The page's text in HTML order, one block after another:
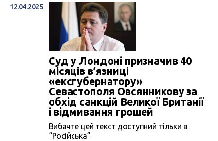
12.04.2025
Суд у Лондоні призначив 40
місяців в’язниці
«ексгубернатору»
Севастополя Овсянникову за
обхід санкцій Великої Британії
і відмивання грошей
Вибачте цей текст доступний тільки в
“Російська”.